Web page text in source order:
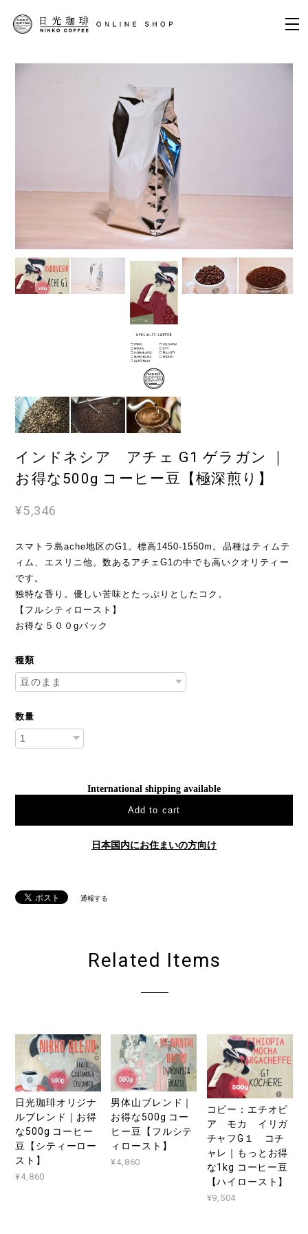
インドネシア アチェ G1 ゲラガン ｜
お得な500g コーヒー豆【極深煎り】
¥5,346
スマトラ島ache地区のG1。標高1450-1550m。品種はティムテ
ィム、エスリニ他。数あるアチェG1の中でも高いクオリティー
です。
独特な香り。優しい苦味とたっぷりとしたコク。
【フルシティロースト】
お得な５００gパック
種類
数量
International shipping available
Add to cart
日本国内にお住まいの方向け
通報する
Related Items
日光珈琲オリジナ
ルブレンド｜お得
な500g コーヒー
豆【シティーロー
スト】
¥4,860
男体山ブレンド｜
お得な500g コー
ヒー豆【フルシテ
ィロースト】
¥4,860
コピー：エチオピ
ア モカ イリガ
チャフG１ コチ
ャレ｜もっとお得
な1kg コーヒー豆
【ハイロースト】
¥9,504